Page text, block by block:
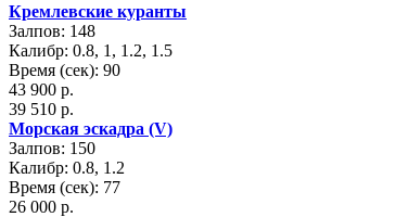
Кремлевские куранты
Залпов: 148
Калибр: 0.8, 1, 1.2, 1.5
Время (сек): 90
43 900 р.
39 510 р.
Морская эскадра (V)
Залпов: 150
Калибр: 0.8, 1.2
Время (сек): 77
26 000 р.